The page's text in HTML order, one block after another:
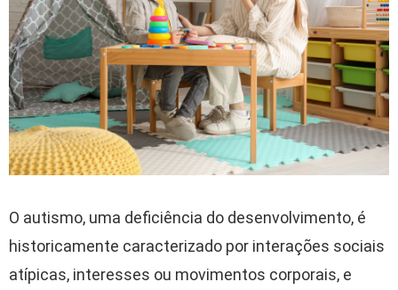
O autismo, uma deficiência do desenvolvimento, é
historicamente caracterizado por interações sociais
atípicas, interesses ou movimentos corporais, e